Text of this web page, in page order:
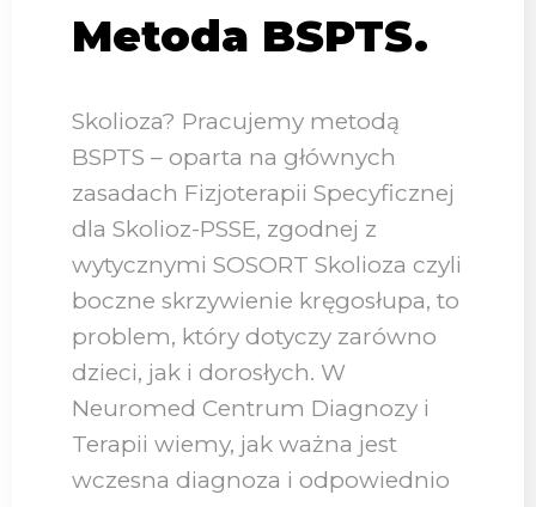
Metoda BSPTS.
Skolioza? Pracujemy metodą
BSPTS – oparta na głównych
zasadach Fizjoterapii Specyficznej
dla Skolioz-PSSE, zgodnej z
wytycznymi SOSORT Skolioza czyli
boczne skrzywienie kręgosłupa, to
problem, który dotyczy zarówno
dzieci, jak i dorosłych. W
Neuromed Centrum Diagnozy i
Terapii wiemy, jak ważna jest
wczesna diagnoza i odpowiednio